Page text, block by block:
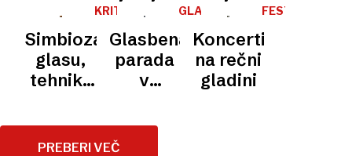
slavi 90
glasbe
in tanga
prihaja
Fantom
iz opere
mesto
KRITIKA
Simbioza
glasu,
tehnike
interpretacijske
vživetosti
GLASBA
Glasbena
parada
v
središču
FESTIVAL
Koncerti
na rečni
gladini
PREBERI VEČ